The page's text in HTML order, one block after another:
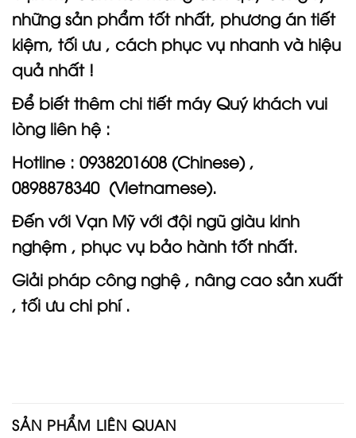
những sản phẩm tốt nhất, phương án tiết
kiệm, tối ưu , cách phục vụ nhanh và hiệu
quả nhất !
Để biết thêm chi tiết máy Quý khách vui
lòng liên hệ :
Hotline : 0938201608 (Chinese) ,
0898878340 (Vietnamese).
Đến với Vạn Mỹ với đội ngũ giàu kinh
nghệm , phục vụ bảo hành tốt nhất.
Giải pháp công nghệ , nâng cao sản xuất
, tối ưu chi phí .
SẢN PHẨM LIÊN QUAN